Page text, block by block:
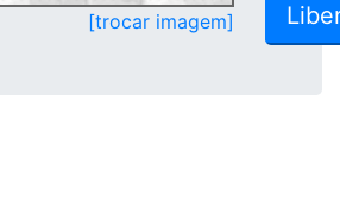
[trocar imagem]